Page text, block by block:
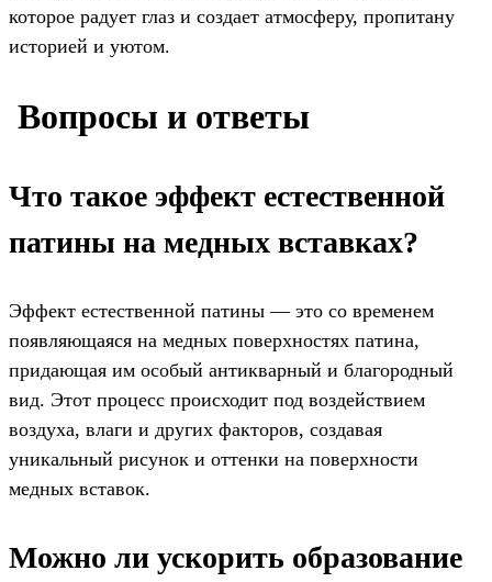
которое радует глаз и создает атмосферу, пропитану
историей и уютом.
️ Вопросы и ответы
Что такое эффект естественной
патины на медных вставках?
Эффект естественной патины — это со временем
появляющаяся на медных поверхностях патина,
придающая им особый антикварный и благородный
вид. Этот процесс происходит под воздействием
воздуха, влаги и других факторов, создавая
уникальный рисунок и оттенки на поверхности
медных вставок.
Можно ли ускорить образование